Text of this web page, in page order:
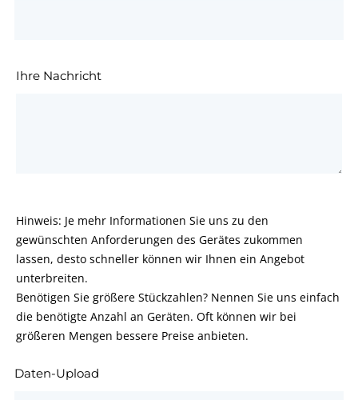
Ihre Nachricht
Hinweis: Je mehr Informationen Sie uns zu den
gewünschten Anforderungen des Gerätes zukommen
lassen, desto schneller können wir Ihnen ein Angebot
unterbreiten.
Benötigen Sie größere Stückzahlen? Nennen Sie uns einfach
die benötigte Anzahl an Geräten. Oft können wir bei
größeren Mengen bessere Preise anbieten.
Daten-Upload